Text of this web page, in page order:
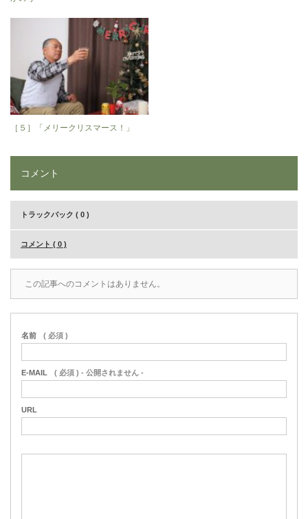
［５］「メリークリスマース！」
コメント
トラックバック ( 0 )
コメント ( 0 )
この記事へのコメントはありません。
名前 ( 必須 )
E-MAIL ( 必須 ) - 公開されません -
URL